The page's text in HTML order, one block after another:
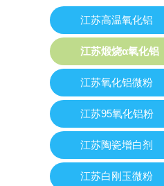
江苏高温氧化铝
江苏煅烧α氧化铝
江苏氧化铝微粉
江苏95氧化铝粉
江苏陶瓷增白剂
江苏白刚玉微粉